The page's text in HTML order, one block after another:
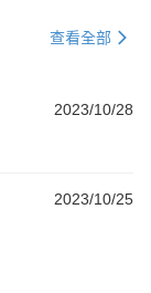
查看全部
2023/10/28
2023/10/25